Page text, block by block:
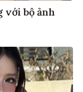
với bộ ảnh